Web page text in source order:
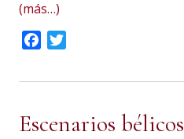
(más…)
Facebook
Escenarios bélicos